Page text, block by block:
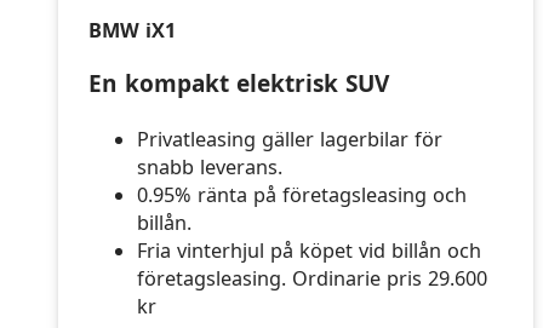
BMW iX1
En kompakt elektrisk SUV
Privatleasing gäller lagerbilar för
snabb leverans.
0.95% ränta på företagsleasing och
billån.
Fria vinterhjul på köpet vid billån och
företagsleasing. Ordinarie pris 29.600
kr